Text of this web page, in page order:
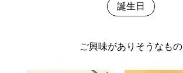
ご興味がありそうなもの
誕生日